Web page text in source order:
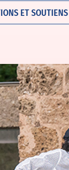
ET SOUTIENS